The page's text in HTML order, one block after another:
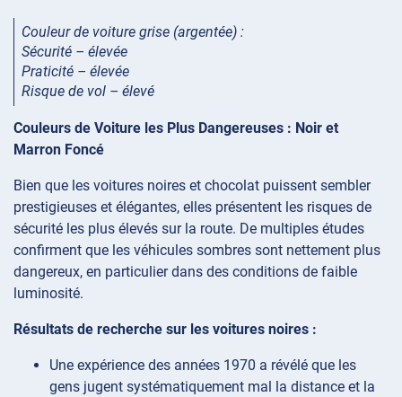
Couleur de voiture grise (argentée) :
Sécurité – élevée
Praticité – élevée
Risque de vol – élevé
Couleurs de Voiture les Plus Dangereuses : Noir et
Marron Foncé
Bien que les voitures noires et chocolat puissent sembler
prestigieuses et élégantes, elles présentent les risques de
sécurité les plus élevés sur la route. De multiples études
confirment que les véhicules sombres sont nettement plus
dangereux, en particulier dans des conditions de faible
luminosité.
Résultats de recherche sur les voitures noires :
Une expérience des années 1970 a révélé que les
gens jugent systématiquement mal la distance et la